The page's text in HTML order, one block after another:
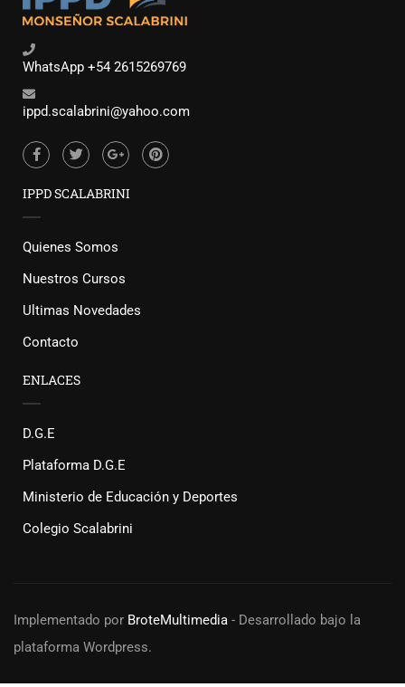
WhatsApp +54 2615269769
ippd.scalabrini@yahoo.com
IPPD SCALABRINI
Quienes Somos
Nuestros Cursos
Ultimas Novedades
Contacto
ENLACES
D.G.E
Plataforma D.G.E
Ministerio de Educación y Deportes
Colegio Scalabrini
Implementado por BroteMultimedia - Desarrollado bajo la
plataforma Wordpress.